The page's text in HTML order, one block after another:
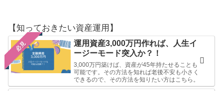
【知っておきたい資産運用】
必見
運用資産3,000万円作れば、人生イ
ージーモード突入か？！
3,000万円築けば、資産が45年持たせることも
可能です。その方法を知れば老後不安も小さく
できるので、その方法を知りたい方はこちら。